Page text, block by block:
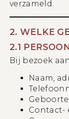
verzameld.
2. WELKE
2.1
Bij bezoek
Naam,
Contact-